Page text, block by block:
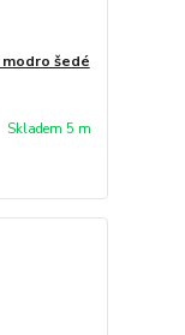
modro šedé
Skladem 5 m